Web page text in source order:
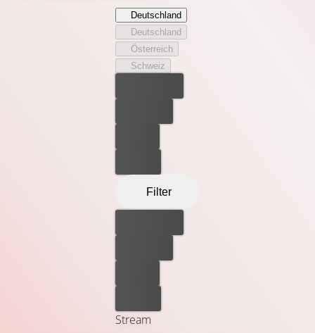
Deutschland
Deutschland
Österreich
Schweiz
Filter
Stream